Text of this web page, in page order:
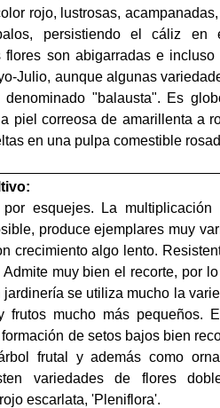
rojo, lustrosas,
persistiendo el cáliz en
flores son abigarradas e incluso
Julio, aunque algunas
denominado "balausta". Es
piel correosa de amarillenta a
en una pulpa comestible
esquejes. La multiplicación
produce ejemplares muy
crecimiento algo lento.
muy bien el recorte, por
jardinería se utiliza mucho la
frutos mucho más pequeños.
de setos bajos bien
frutal y además como
variedades de flores
escarlata, 'Pleniflora'.